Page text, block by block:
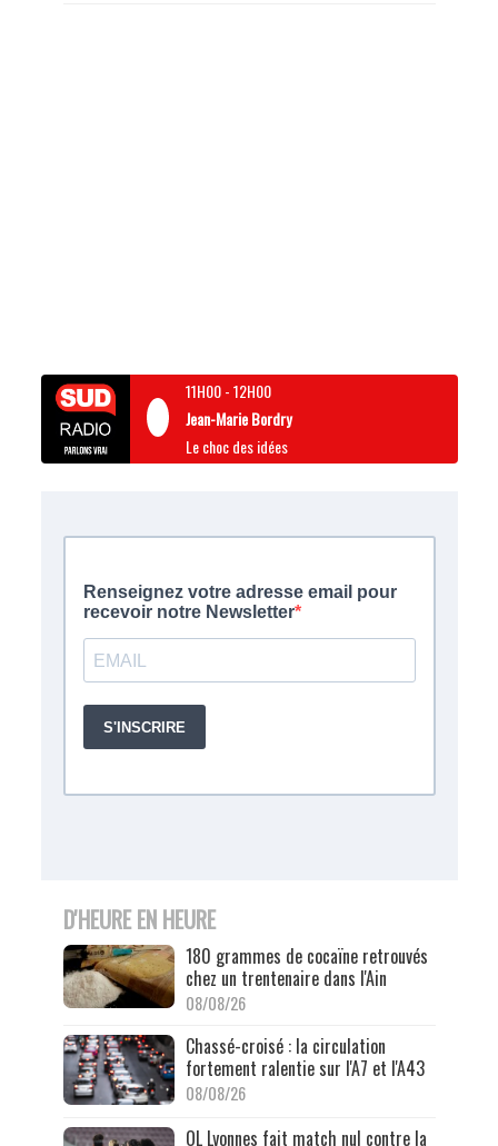
11H00-12H00
Jean-Marie Bordry
Le choc des idées
D'HEURE EN HEURE
180 grammes de cocaïne retrouvés
chez un trentenaire dans l'Ain
08/08/26
Chassé-croisé : la circulation
fortement ralentie sur l'A7 et l'A43
08/08/26
OL Lyonnes fait match nul contre la